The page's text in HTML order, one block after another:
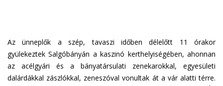
Az ünneplők a szép, tavaszi időben délelőtt 11 órakor
gyülekeztek Salgóbányán a kaszinó kerthelyiségében, ahonnan
az acélgyári és a bányatársulati zenekarokkal, egyesületi
dalárdákkal zászlókkal, zeneszóval vonultak át a vár alatti térre.